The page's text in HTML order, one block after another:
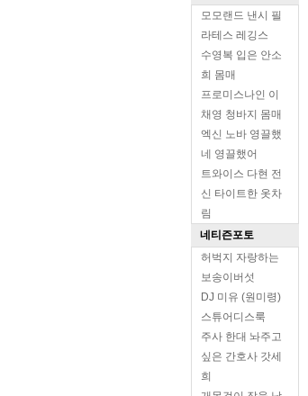
모모랜드 낸시 필
라테스 레깅스
수영복 입은 안소
희 몸매
프로미스나인 이
채영 청바지 몸매
엑신 노바 영끌했
네 영끌했어
트와이스 다현 전
신 타이트한 옷차
림
네티즌포토
허벅지 자랑하는
보송이버섯
DJ 미유 (원미령)
스튜어디스룩
주사 한대 놔주고
싶은 간호사 갓세
희